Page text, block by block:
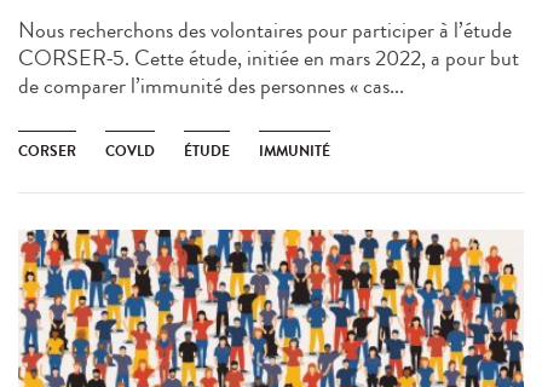
Nous recherchons des volontaires pour participer à l’étude
CORSER-5. Cette étude, initiée en mars 2022, a pour but
de comparer l’immunité des personnes « cas...
CORSER COVLD ÉTUDE IMMUNITÉ